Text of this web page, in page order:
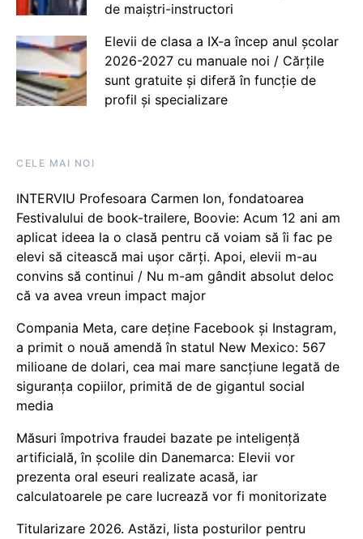
de maiștri-instructori
Elevii de clasa a IX-a încep anul școlar
2026-2027 cu manuale noi / Cărțile
sunt gratuite și diferă în funcție de
profil și specializare
CELE MAI NOI
INTERVIU Profesoara Carmen Ion, fondatoarea
Festivalului de book-trailere, Boovie: Acum 12 ani am
aplicat ideea la o clasă pentru că voiam să îi fac pe
elevi să citească mai ușor cărți. Apoi, elevii m-au
convins să continui / Nu m-am gândit absolut deloc
că va avea vreun impact major
Compania Meta, care deține Facebook și Instagram,
a primit o nouă amendă în statul New Mexico: 567
milioane de dolari, cea mai mare sancțiune legată de
siguranța copiilor, primită de de gigantul social
media
Măsuri împotriva fraudei bazate pe inteligență
artificială, în școlile din Danemarca: Elevii vor
prezenta oral eseuri realizate acasă, iar
calculatoarele pe care lucrează vor fi monitorizate
Titularizare 2026. Astăzi, lista posturilor pentru